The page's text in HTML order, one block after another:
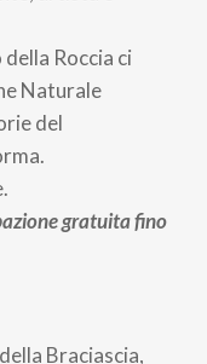
Roccia ci
Naturale
del
gratuita fino
Braciascia,